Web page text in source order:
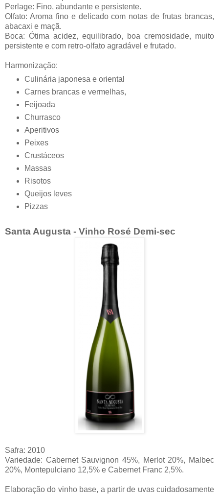
Perlage: Fino, abundante e persistente.
Olfato: Aroma fino e delicado com notas de frutas brancas,
abacaxi e maçã.
Boca: Ótima acidez, equilibrado, boa cremosidade, muito
persistente e com retro-olfato agradável e frutado.
Harmonização:
Culinária japonesa e oriental
Carnes brancas e vermelhas,
Feijoada
Churrasco
Aperitivos
Peixes
Crustáceos
Massas
Risotos
Queijos leves
Pizzas
Santa Augusta - Vinho Rosé Demi-sec
Safra: 2010
Variedade: Cabernet Sauvignon 45%, Merlot 20%, Malbec
20%, Montepulciano 12,5% e Cabernet Franc 2,5%.
Elaboração do vinho base, a partir de uvas cuidadosamente